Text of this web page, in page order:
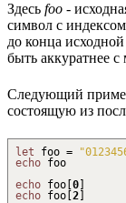
Здесь foo -
символ с индексом
до конца
быть аккуратнее
Следующий
состоящую из
let foo =
echo foo
echo foo 0
echo foo 2